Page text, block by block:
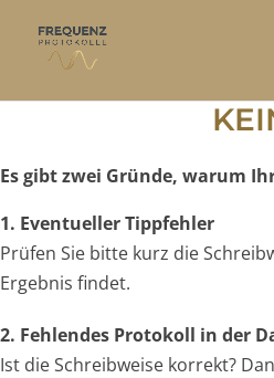
Es gibt zwei Gründe, warum
1. Eventueller Tippfehler
Prüfen Sie bitte kurz die
Ergebnis findet.
2. Fehlendes Protokoll in der
Ist die Schreibweise korrekt?